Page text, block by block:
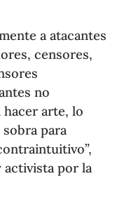
a atacantes
censores,
no
hacer arte, lo
para
activista por la